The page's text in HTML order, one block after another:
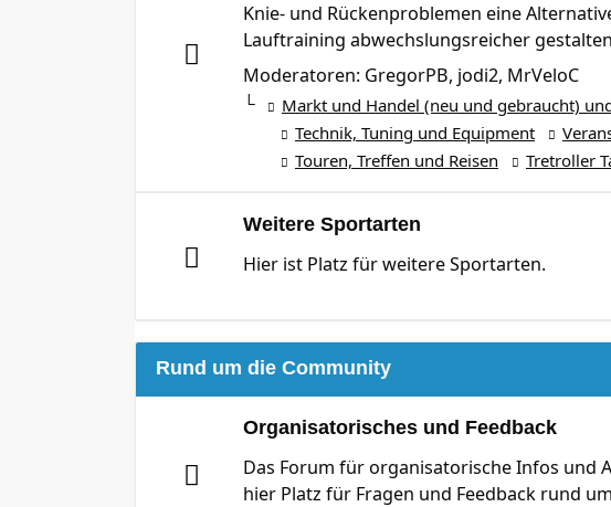
Knie- und Rückenproblemen eine
Lauftraining abwechslungsreicher
Moderatoren: GregorPB, jodi2, MrVeloC
Markt und Handel (neu und gebraucht)
Technik, Tuning und Equipment
Touren, Treffen und Reisen
Tretroller
Weitere Sportarten
Hier ist Platz für weitere Sportarten.
Rund um die Community
Organisatorisches und Feedback
Das Forum für organisatorische Infos und
hier Platz für Fragen und Feedback rund um